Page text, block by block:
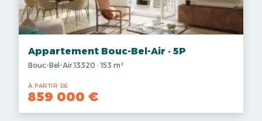
Appartement Bouc-Bel-Air · 5P
Bouc-Bel-Air 13320 · 153 m²
À PARTIR DE
859 000 €